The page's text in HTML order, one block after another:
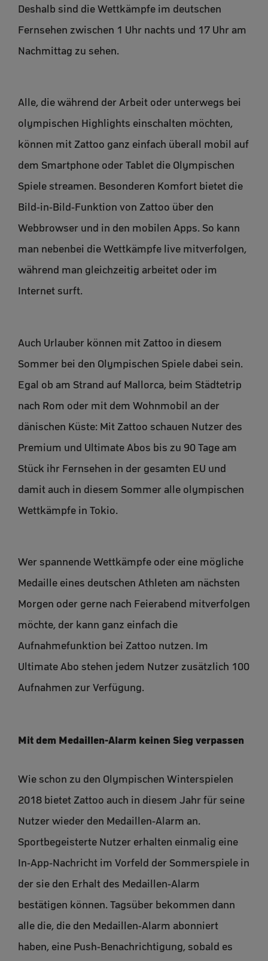
Deshalb sind die Wettkämpfe im deutschen
Fernsehen zwischen 1 Uhr nachts und 17 Uhr am
Nachmittag zu sehen.
Alle, die während der Arbeit oder unterwegs bei
olympischen Highlights einschalten möchten,
können mit Zattoo ganz einfach überall mobil auf
dem Smartphone oder Tablet die Olympischen
Spiele streamen. Besonderen Komfort bietet die
Bild-in-Bild-Funktion von Zattoo über den
Webbrowser und in den mobilen Apps. So kann
man nebenbei die Wettkämpfe live mitverfolgen,
während man gleichzeitig arbeitet oder im
Internet surft.
Auch Urlauber können mit Zattoo in diesem
Sommer bei den Olympischen Spiele dabei sein.
Egal ob am Strand auf Mallorca, beim Städtetrip
nach Rom oder mit dem Wohnmobil an der
dänischen Küste: Mit Zattoo schauen Nutzer des
Premium und Ultimate Abos bis zu 90 Tage am
Stück ihr Fernsehen in der gesamten EU und
damit auch in diesem Sommer alle olympischen
Wettkämpfe in Tokio.
Wer spannende Wettkämpfe oder eine mögliche
Medaille eines deutschen Athleten am nächsten
Morgen oder gerne nach Feierabend mitverfolgen
möchte, der kann ganz einfach die
Aufnahmefunktion bei Zattoo nutzen. Im
Ultimate Abo stehen jedem Nutzer zusätzlich 100
Aufnahmen zur Verfügung.
Mit dem Medaillen-Alarm keinen Sieg verpassen
Wie schon zu den Olympischen Winterspielen
2018 bietet Zattoo auch in diesem Jahr für seine
Nutzer wieder den Medaillen-Alarm an.
Sportbegeisterte Nutzer erhalten einmalig eine
In-App-Nachricht im Vorfeld der Sommerspiele in
der sie den Erhalt des Medaillen-Alarm
bestätigen können. Tagsüber bekommen dann
alle die, die den Medaillen-Alarm abonniert
haben, eine Push-Benachrichtigung, sobald es